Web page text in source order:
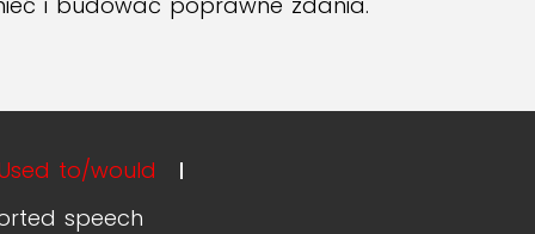
to/would
speech